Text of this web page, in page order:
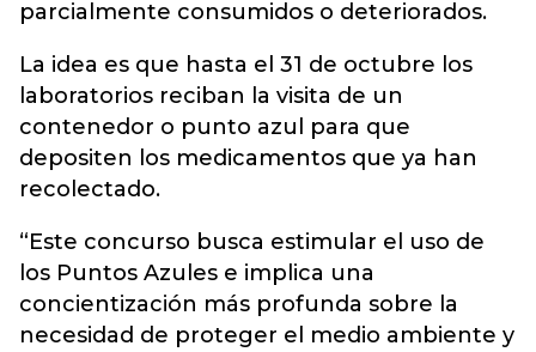
parcialmente consumidos o deteriorados.
La idea es que hasta el 31 de octubre los
laboratorios reciban la visita de un
contenedor o punto azul para que
depositen los medicamentos que ya han
recolectado.
“Este concurso busca estimular el uso de
los Puntos Azules e implica una
concientización más profunda sobre la
necesidad de proteger el medio ambiente y